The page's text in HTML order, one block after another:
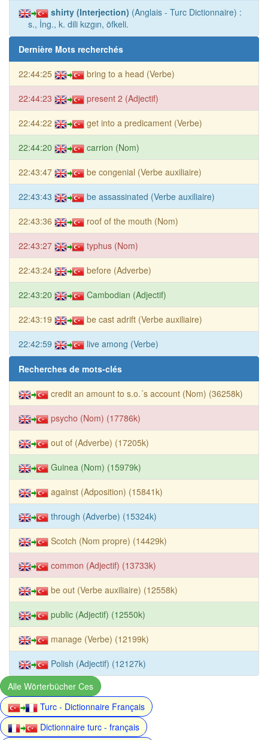
shirty (Interjection) (Anglais - Turc Dictionnaire) :
s., İng., k. dili kızgın, öfkeli.
Dernière Mots recherchés
22:44:25 bring to a head (Verbe)
22:44:23 present 2 (Adjectif)
22:44:22 get into a predicament (Verbe)
22:44:20 carrion (Nom)
22:43:47 be congenial (Verbe auxiliaire)
22:43:43 be assassinated (Verbe auxiliaire)
22:43:36 roof of the mouth (Nom)
22:43:27 typhus (Nom)
22:43:24 before (Adverbe)
22:43:20 Cambodian (Adjectif)
22:43:19 be cast adrift (Verbe auxiliaire)
22:42:59 live among (Verbe)
Recherches de mots-clés
credit an amount to s.o.´s account (Nom) (36258k)
psycho (Nom) (17786k)
out of (Adverbe) (17205k)
Guinea (Nom) (15979k)
against (Adposition) (15841k)
through (Adverbe) (15324k)
Scotch (Nom propre) (14429k)
common (Adjectif) (13733k)
be out (Verbe auxiliaire) (12558k)
public (Adjectif) (12550k)
manage (Verbe) (12199k)
Polish (Adjectif) (12127k)
Alle Wörterbücher Ces
Turc - Dictionnaire Français
Dictionnaire turc - français